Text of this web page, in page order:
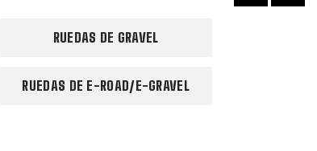
RUEDAS DE GRAVEL
RUEDAS DE E-ROAD/E-GRAVEL